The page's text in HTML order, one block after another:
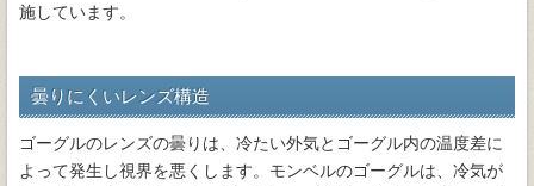
施しています。
曇りにくいレンズ構造
ゴーグルのレンズの曇りは、冷たい外気とゴーグル内の温度差に
よって発生し視界を悪くします。モンベルのゴーグルは、冷気が